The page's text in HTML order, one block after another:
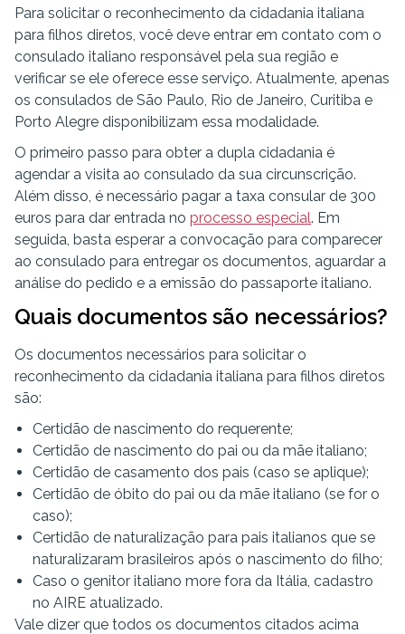
Para solicitar o reconhecimento da cidadania italiana
para filhos diretos, você deve entrar em contato com o
consulado italiano responsável pela sua região e
verificar se ele oferece esse serviço. Atualmente, apenas
os consulados de São Paulo, Rio de Janeiro, Curitiba e
Porto Alegre disponibilizam essa modalidade.
O primeiro passo para obter a dupla cidadania é
agendar a visita ao consulado da sua circunscrição.
Além disso, é necessário pagar a taxa consular de 300
euros para dar entrada no processo especial. Em
seguida, basta esperar a convocação para comparecer
ao consulado para entregar os documentos, aguardar a
análise do pedido e a emissão do passaporte italiano.
Quais documentos são necessários?
Os documentos necessários para solicitar o
reconhecimento da cidadania italiana para filhos diretos
são:
Certidão de nascimento do requerente;
Certidão de nascimento do pai ou da mãe italiano;
Certidão de casamento dos pais (caso se aplique);
Certidão de óbito do pai ou da mãe italiano (se for o
caso);
Certidão de naturalização para pais italianos que se
naturalizaram brasileiros após o nascimento do filho;
Caso o genitor italiano more fora da Itália, cadastro
no AIRE atualizado.
Vale dizer que todos os documentos citados acima